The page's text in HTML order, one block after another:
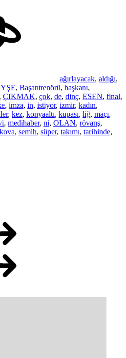
ağırlayacak, aldığı,
, Başantrenörü, başkanı,
ÇIKMAK, çok, de, dinç, ESEN, final,
, imza, in, istiyor, izmir, kadın,
, kez, konyaaltı, kupası, liğ, maçı,
, medihaber, ni, OLAN, rövanş,
, semih, süper, takımı, tarihinde,